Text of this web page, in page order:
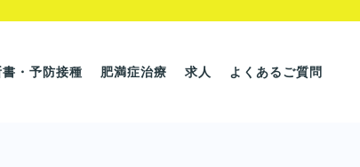
・予防接種 肥満症治療 求人 よくあるご質問